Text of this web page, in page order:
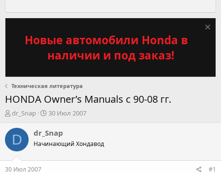
Новые автомобили Honda в
наличии и под заказ!
Техническая литература
HONDA Owner’s Manuals с 90-08 гг.
А
т
р
е
dr_Snap
Д
т
н
30 Июл 2007
D dr_Snap
Начинающий Хондавод
30 Июл 2007 #1